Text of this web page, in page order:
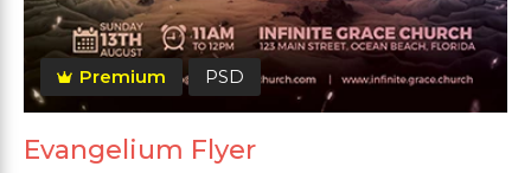
Premium PSD
Evangelium Flyer